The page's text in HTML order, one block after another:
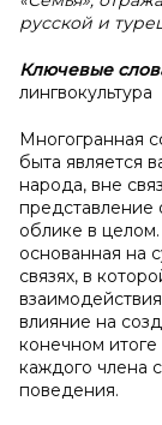
русской и
Ключевые
лингвокультура
Многогранная
быта является
народа, вне
представление
облике в
основанная на
связях, в
влияние на
конечном
каждого члена
поведения.